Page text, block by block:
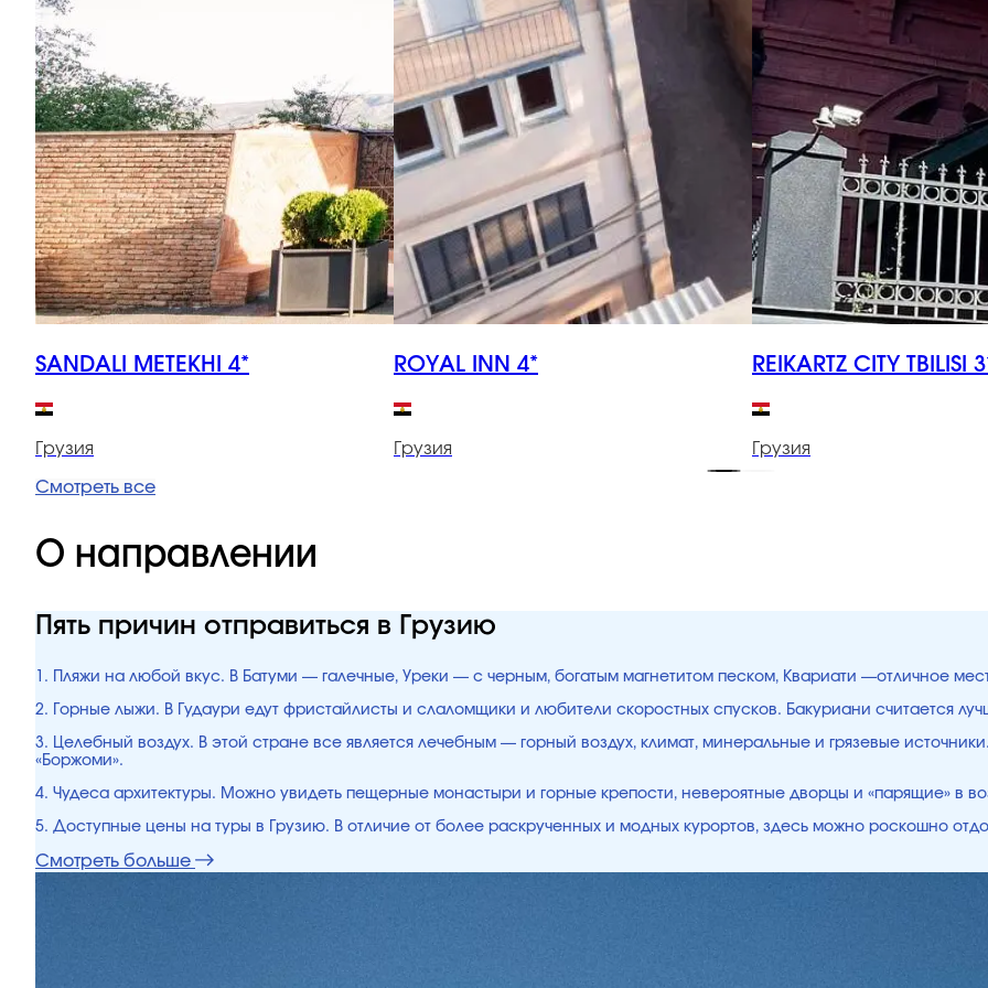
SANDALI METEKHI 4*
Грузия
ROYAL INN 4*
Грузия
REIKARTZ CITY TBILISI
Грузия
Смотреть все
О направлении
Пять причин отправиться в Грузию
1. Пляжи на любой вкус. В Батуми — галечные, Уреки — с черным, богатым магнетитом песком, Квариати —отличное
2. Горные лыжи. В Гудаури едут фристайлисты и слаломщики и любители скоростных спусков. Бакуриани считается
3. Целебный воздух. В этой стране все является лечебным — горный воздух, климат, минеральные и грязевые
«Боржоми».
4. Чудеса архитектуры. Можно увидеть пещерные монастыри и горные крепости, невероятные дворцы и «парящие» в
5. Доступные цены на туры в Грузию. В отличие от более раскрученных и модных курортов, здесь можно роскошно
Смотреть больше